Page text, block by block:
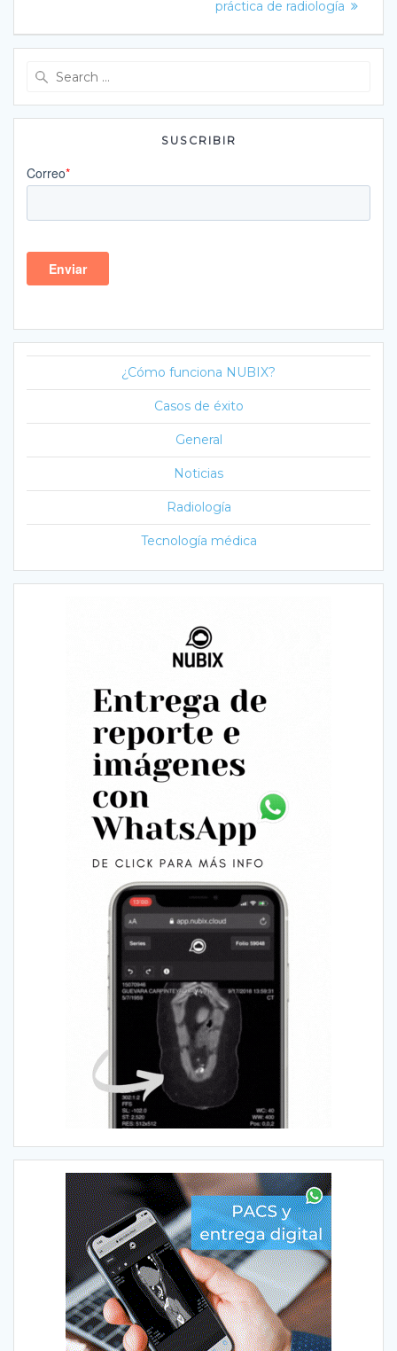
práctica de radiología
SUSCRIBIR
¿Cómo funciona NUBIX?
Casos de éxito
General
Noticias
Radiología
Tecnología médica